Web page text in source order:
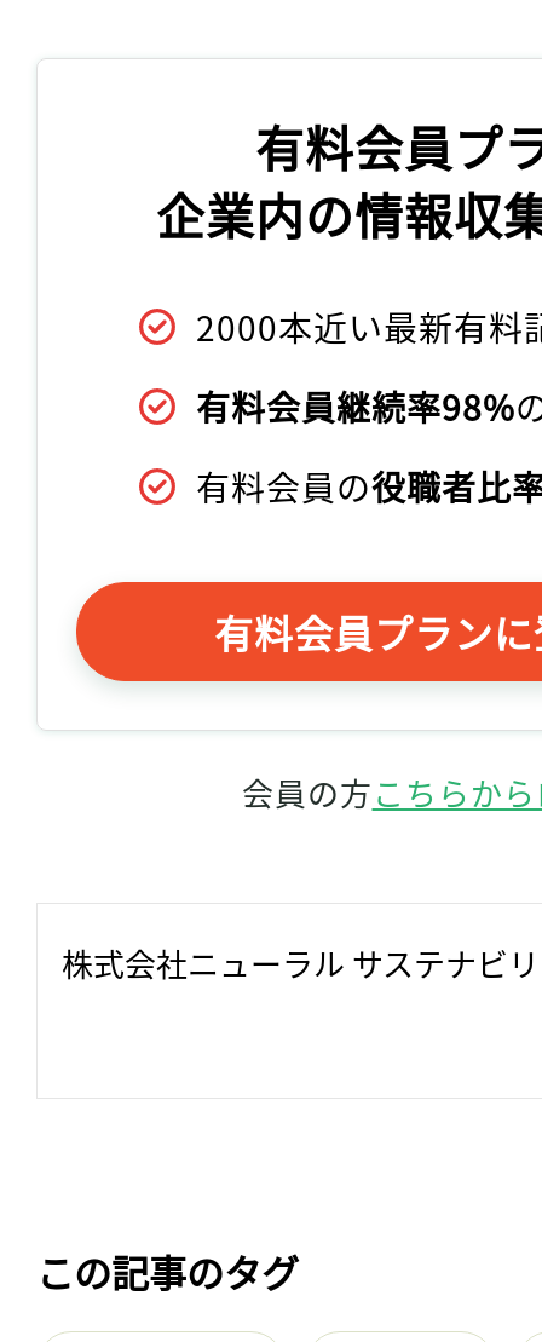
有料会員プ
企業内の情報収
2000本近い最新有料
有料会員継続率98%
有料会員の役職者比
有料会員プラン
会員の方こちらか
株式会社ニューラル サステナビ
この記事のタグ